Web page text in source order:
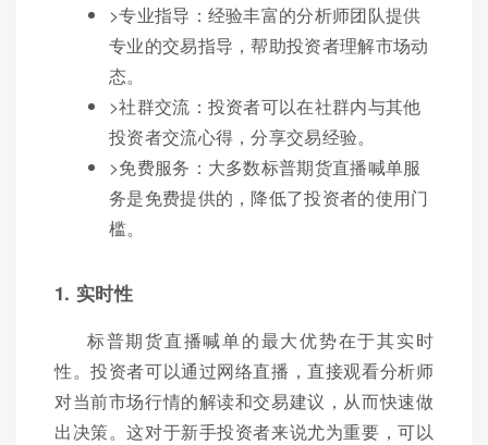
>专业指导：经验丰富的分析师团队提供
专业的交易指导，帮助投资者理解市场动
态。
>社群交流：投资者可以在社群内与其他
投资者交流心得，分享交易经验。
>免费服务：大多数标普期货直播喊单服
务是免费提供的，降低了投资者的使用门
槛。
1. 实时性
标普期货直播喊单的最大优势在于其实时
性。投资者可以通过网络直播，直接观看分析师
对当前市场行情的解读和交易建议，从而快速做
出决策。这对于新手投资者来说尤为重要，可以